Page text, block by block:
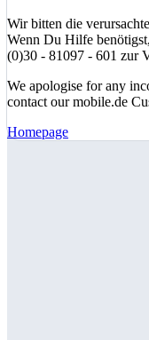
Wir bitten die
Wenn Du Hilfe
(0)30 - 81097 - 601 zur
We apologise for any
contact our mobile.de
Homepage